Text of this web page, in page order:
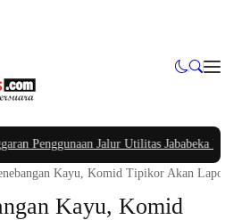
Jalur Utilitas Jababeka Resmi Naik
Kayu, Komid Tipikor Akan
Kayu, Komid